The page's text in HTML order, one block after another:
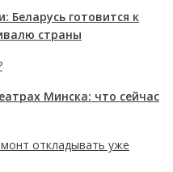
Беларусь готовится к
страны
Минска: что сейчас
откладывать уже